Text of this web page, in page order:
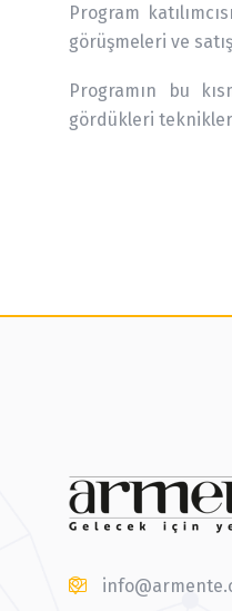
Program
görüşmeleri ve
Programın bu
gördükleri